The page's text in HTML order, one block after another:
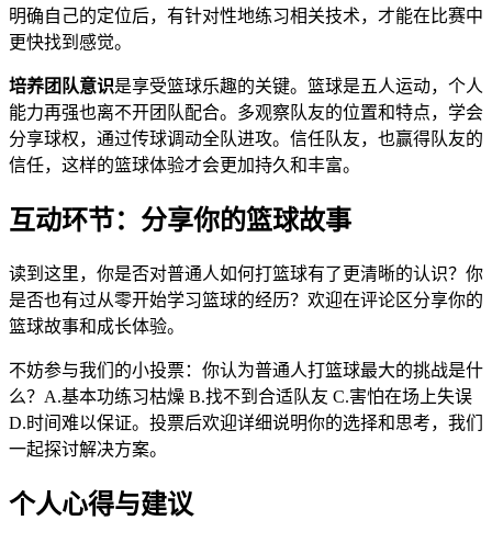
明确自己的定位后，有针对性地练习相关技术，才能在比赛中
更快找到感觉。
培养团队意识是享受篮球乐趣的关键。篮球是五人运动，个人
能力再强也离不开团队配合。多观察队友的位置和特点，学会
分享球权，通过传球调动全队进攻。信任队友，也赢得队友的
信任，这样的篮球体验才会更加持久和丰富。
互动环节：分享你的篮球故事
读到这里，你是否对普通人如何打篮球有了更清晰的认识？你
是否也有过从零开始学习篮球的经历？欢迎在评论区分享你的
篮球故事和成长体验。
不妨参与我们的小投票：你认为普通人打篮球最大的挑战是什
么？A.基本功练习枯燥 B.找不到合适队友 C.害怕在场上失误
D.时间难以保证。投票后欢迎详细说明你的选择和思考，我们
一起探讨解决方案。
个人心得与建议